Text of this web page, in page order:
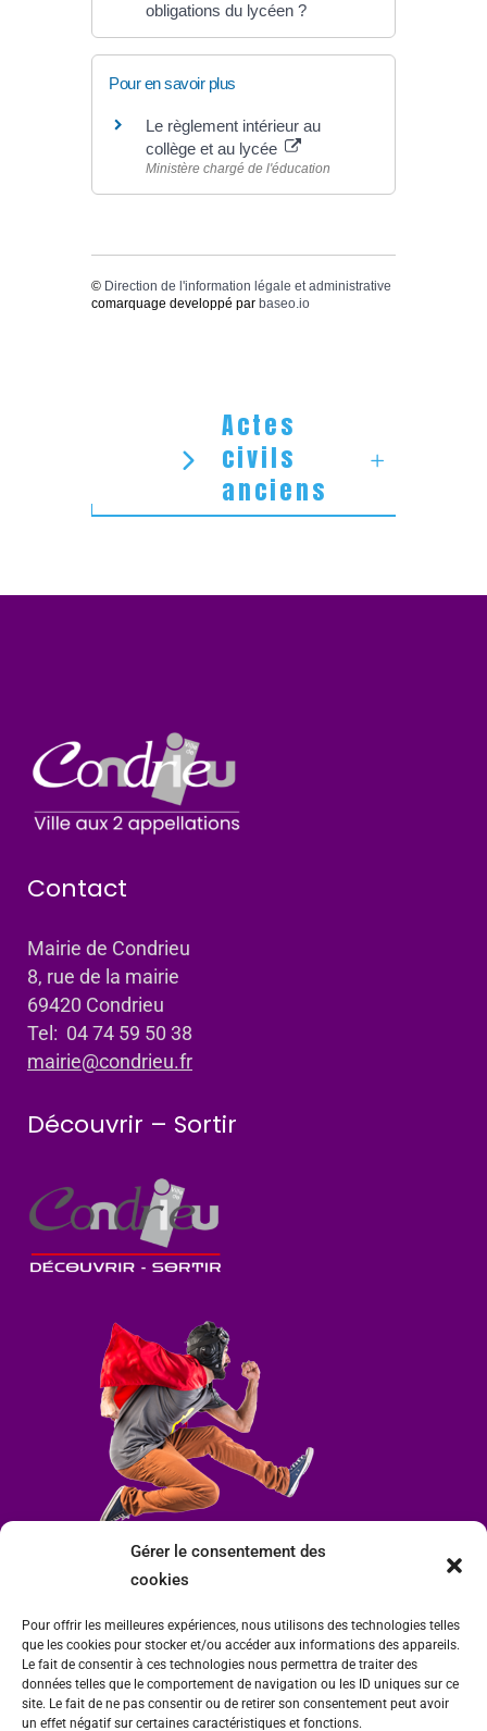
Gérer le consentement des
cookies
Pour offrir les meilleures expériences, nous utilisons des technologies telles
que les cookies pour stocker et/ou accéder aux informations des appareils.
Le fait de consentir à ces technologies nous permettra de traiter des
données telles que le comportement de navigation ou les ID uniques sur ce
site. Le fait de ne pas consentir ou de retirer son consentement peut avoir
un effet négatif sur certaines caractéristiques et fonctions.
obligations du lycéen ?
Pour en savoir plus
Le règlement intérieur au
collège et au lycée
Ministère chargé de l'éducation
© Direction de l'information légale et administrative
comarquage developpé par baseo.io
Actes
civils
anciens
Contact
Mairie de Condrieu
8, rue de la mairie
69420 Condrieu
Tel: 04 74 59 50 38
mairie@condrieu.fr
Découvrir – Sortir